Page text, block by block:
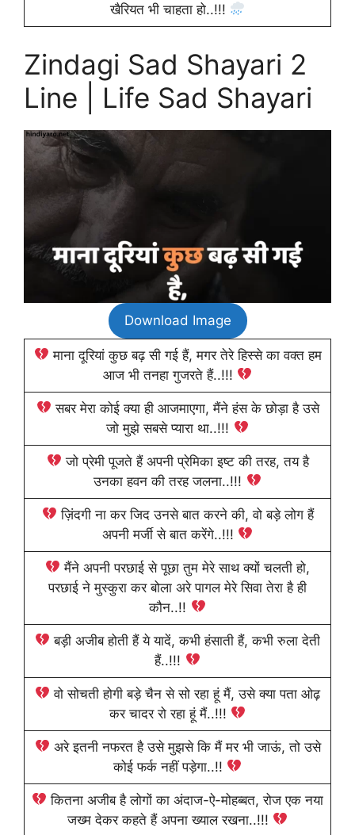
खैरियत भी चाहता हो..!!!
Zindagi Sad Shayari 2
Line | Life Sad Shayari
Download Image
माना दूरियां कुछ बढ़ सी गई हैं, मगर तेरे हिस्से का वक्त हम
आज भी तनहा गुजरते हैं..!!!
सबर मेरा कोई क्या ही आजमाएगा, मैंने हंस के छोड़ा है उसे
जो मुझे सबसे प्यारा था..!!!
जो प्रेमी पूजते हैं अपनी प्रेमिका इष्ट की तरह, तय है
उनका हवन की तरह जलना..!!!
ज़िंदगी ना कर जिद उनसे बात करने की, वो बड़े लोग हैं
अपनी मर्जी से बात करेंगे..!!!
मैंने अपनी परछाई से पूछा तुम मेरे साथ क्यों चलती हो,
परछाई ने मुस्कुरा कर बोला अरे पागल मेरे सिवा तेरा है ही
कौन..!!
बड़ी अजीब होती हैं ये यादें, कभी हंसाती हैं, कभी रुला देती
हैं..!!!
वो सोचती होगी बड़े चैन से सो रहा हूं मैं, उसे क्या पता ओढ़
कर चादर रो रहा हूं मैं..!!!
अरे इतनी नफरत है उसे मुझसे कि मैं मर भी जाऊं, तो उसे
कोई फर्क नहीं पड़ेगा..!!
कितना अजीब है लोगों का अंदाज-ऐ-मोहब्बत, रोज एक नया
जख्म देकर कहते हैं अपना ख्याल रखना..!!!